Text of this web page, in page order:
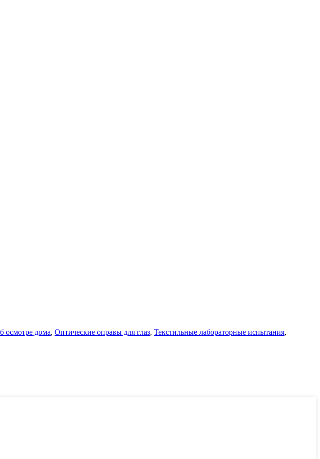
осмотре дома, Оптические оправы для глаз, Текстильные лабораторные испытания,